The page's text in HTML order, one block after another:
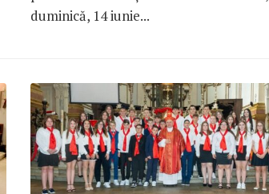
duminică, 14 iunie...